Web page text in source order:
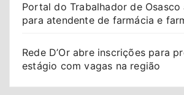
Portal do Trabalhador de Osasco
para atendente de farmácia e
Rede D’Or abre inscrições para
estágio com vagas na região